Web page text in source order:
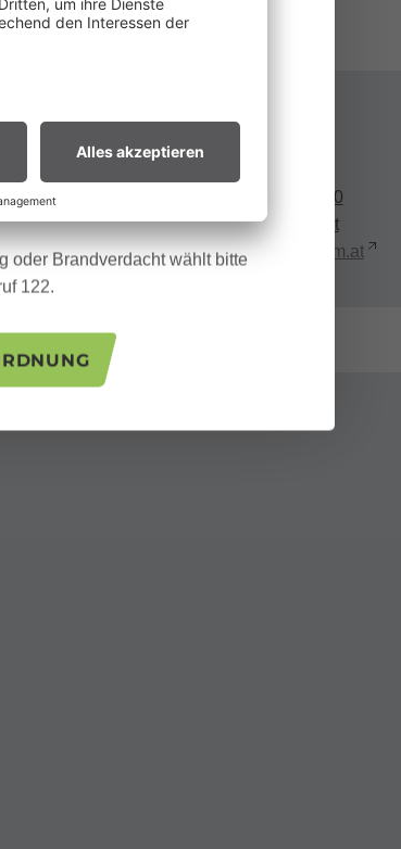
+43 680 12 14 590
office@partnom.at
http://www.partnom.at
verboten.
besonders rücksichtsvollen
Gras entzünden.
oder Brandverdacht wählt bitte
122.